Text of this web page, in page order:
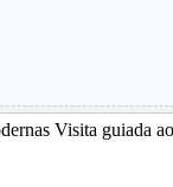
Visita guiada